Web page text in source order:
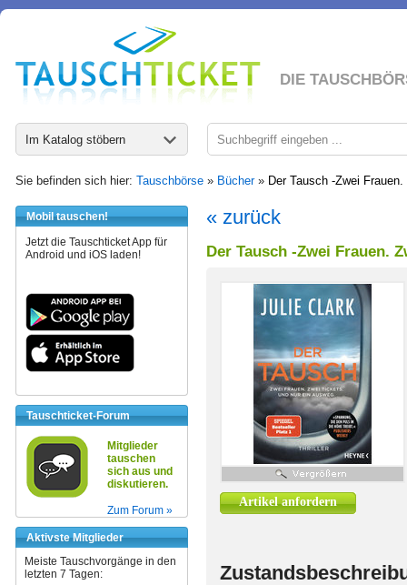
DIE
Im Katalog stöbern
Sie befinden sich hier: Tauschbörse » Bücher» Der Tausch -Zwei
Mobil tauschen!
Jetzt die Tauschticket App für
Android und iOS laden!
Tauschticket-Forum
Mitglieder
tauschen
sich aus und
diskutieren.
Zum Forum »
Aktivste Mitglieder
Meiste Tauschvorgänge in den
letzten 7 Tagen:
« zurück
Der Tausch -Zwei Frauen.
Artikel anfordern